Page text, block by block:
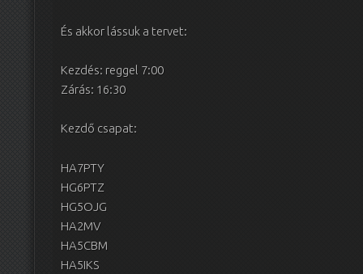
És akkor lássuk a tervet:
Kezdés: reggel 7:00
Zárás: 16:30
Kezdő csapat:
HA7PTY
HG6PTZ
HG5OJG
HA2MV
HA5CBM
HA5IKS